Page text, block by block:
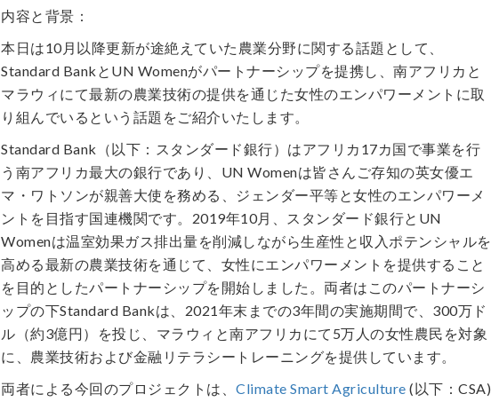
内容と背景：
本日は10月以降更新が途絶えていた農業分野に関する話題として、
Standard BankとUN Womenがパートナーシップを提携し、南アフリカと
マラウィにて最新の農業技術の提供を通じた女性のエンパワーメントに取
り組んでいるという話題をご紹介いたします。
Standard Bank（以下：スタンダード銀行）はアフリカ17カ国で事業を行
う南アフリカ最大の銀行であり、UN Womenは皆さんご存知の英女優エ
マ・ワトソンが親善大使を務める、ジェンダー平等と女性のエンパワーメ
ントを目指す国連機関です。2019年10月、スタンダード銀行とUN
Womenは温室効果ガス排出量を削減しながら生産性と収入ポテンシャルを
高める最新の農業技術を通じて、女性にエンパワーメントを提供すること
を目的としたパートナーシップを開始しました。両者はこのパートナーシ
ップの下Standard Bankは、2021年末までの3年間の実施期間で、300万ド
ル（約3億円）を投じ、マラウィと南アフリカにて5万人の女性農民を対象
に、農業技術および金融リテラシートレーニングを提供しています。
両者による今回のプロジェクトは、 Climate Smart Agriculture (以下：CSA)